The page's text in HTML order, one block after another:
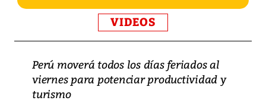
VIDEOS
Perú moverá todos los días feriados al
viernes para potenciar productividad y
turismo